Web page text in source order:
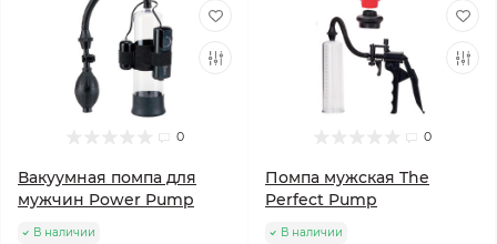
0
Вакуумная помпа для
мужчин Power Pump
В наличии
0
Помпа мужская The
Perfect Pump
В наличии